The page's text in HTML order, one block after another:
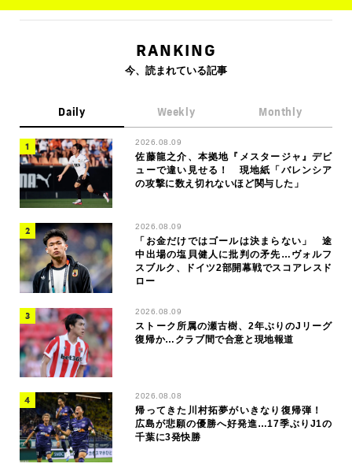
RANKING
今、読まれている記事
Daily Weekly Monthly
2026.08.09
佐藤龍之介、本拠地『メスタージャ』デビ
ューで違い見せる！ 現地紙「バレンシア
の攻撃に数え切れないほど関与した」
2026.08.09
「お金だけではゴールは決まらない」 途
中出場の塩貝健人に批判の矛先…ヴォルフ
スブルク、ドイツ2部開幕戦でスコアレスド
ロー
2026.08.09
ストーク所属の瀬古樹、2年ぶりのJリーグ
復帰か…クラブ間で合意と現地報道
2026.08.08
帰ってきた川村拓夢がいきなり復帰弾！
広島が悲願の優勝へ好発進…17季ぶりJ1の
千葉に3発快勝